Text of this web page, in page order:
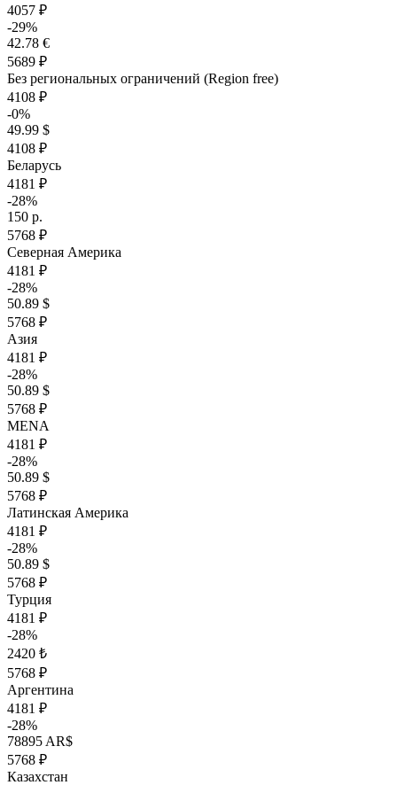
4057 ₽
-29%
42.78 €
5689 ₽
Без региональных ограничений (Region free)
4108 ₽
-0%
49.99 $
4108 ₽
Беларусь
4181 ₽
-28%
150 р.
5768 ₽
Северная Америка
4181 ₽
-28%
50.89 $
5768 ₽
Азия
4181 ₽
-28%
50.89 $
5768 ₽
MENA
4181 ₽
-28%
50.89 $
5768 ₽
Латинская Америка
4181 ₽
-28%
50.89 $
5768 ₽
Турция
4181 ₽
-28%
2420 ₺
5768 ₽
Аргентина
4181 ₽
-28%
78895 AR$
5768 ₽
Казахстан